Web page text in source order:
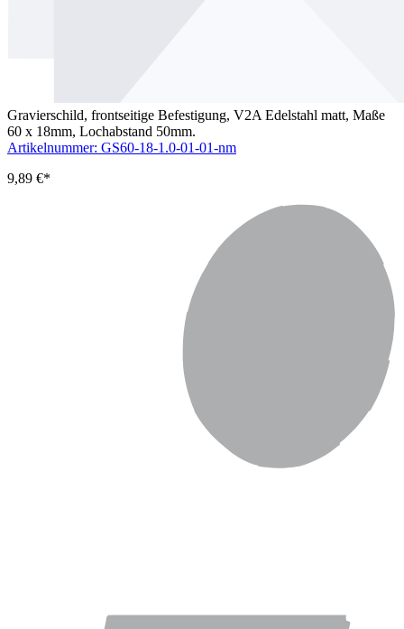
Gravierschild, frontseitige Befestigung, V2A Edelstahl matt, Maße
60 x 18mm, Lochabstand 50mm.
Artikelnummer: GS60-18-1.0-01-01-nm
9,89 €*